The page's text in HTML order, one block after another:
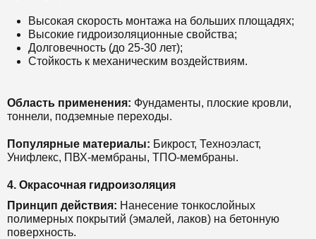
Высокая скорость монтажа на больших площадях;
Высокие гидроизоляционные свойства;
Долговечность (до 25-30 лет);
Стойкость к механическим воздействиям.
Область применения: Фундаменты, плоские кровли,
тоннели, подземные переходы.
Популярные материалы: Бикрост, Техноэласт,
Унифлекс, ПВХ-мембраны, ТПО-мембраны.
4. Окрасочная гидроизоляция
Принцип действия: Нанесение тонкослойных
полимерных покрытий (эмалей, лаков) на бетонную
поверхность.